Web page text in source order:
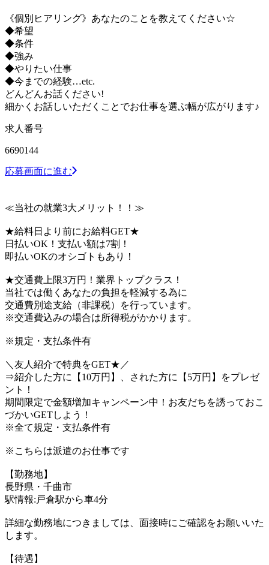
《個別ヒアリング》あなたのことを教えてください☆
◆希望
◆条件
◆強み
◆やりたい仕事
◆今までの経験…etc.
どんどんお話ください!
細かくお話しいただくことでお仕事を選ぶ幅が広がります♪
求人番号
6690144
応募画面に進む
≪当社の就業3大メリット！！≫
★給料日より前にお給料GET★
日払いOK！支払い額は7割！
即払いOKのオシゴトもあり！
★交通費上限3万円！業界トップクラス！
当社では働くあなたの負担を軽減する為に
交通費別途支給（非課税）を行っています。
※交通費込みの場合は所得税がかかります。
※規定・支払条件有
＼友人紹介で特典をGET★／
⇒紹介した方に【10万円】、された方に【5万円】をプレゼ
ント！
期間限定で金額増加キャンペーン中！お友だちを誘っておこ
づかいGETしよう！
※全て規定・支払条件有
※こちらは派遣のお仕事です
【勤務地】
長野県・千曲市
駅情報:戸倉駅から車4分
詳細な勤務地につきましては、面接時にご確認をお願いいた
します。
【待遇】